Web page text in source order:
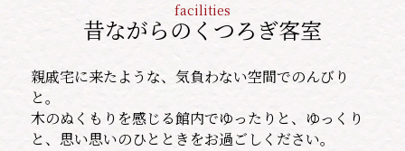
facilities
昔ながらのくつろぎ客室
親戚宅に来たような、気負わない空間でのんびり
と。
木のぬくもりを感じる館内でゆったりと、ゆっくり
と、思い思いのひとときをお過ごしください。